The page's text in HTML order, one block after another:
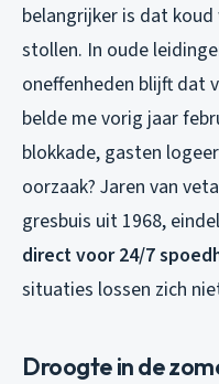
belangrijker is dat
stollen. In oude
oneffenheden blijft dat
belde me vorig jaar
blokkade, gasten
oorzaak? Jaren van
gresbuis uit 1968,
direct voor 24/7
situaties lossen zich
Droogte in de